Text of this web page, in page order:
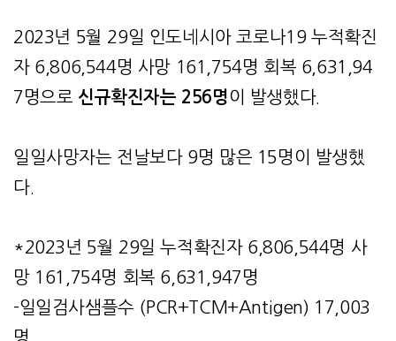
2023년 5월 29일 인도네시아 코로나19 누적확진
자 6,806,544명 사망 161,754명 회복 6,631,94
7명으로 신규확진자는 256명 이 발생했다.
일일사망자는 전날보다 9명 많은 15명이 발생했
다.
*2023년 5월 29일 누적확진자 6,806,544명 사
망 161,754명 회복 6,631,947명
-일일검사샘플수 (PCR+TCM+Antigen) 17,003